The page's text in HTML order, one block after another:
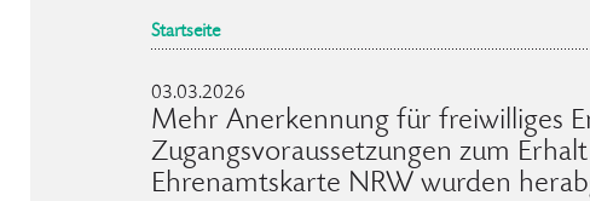
Startseite
03.03.2026
Mehr Anerkennung für freiwilliges
Zugangsvoraussetzungen zum
Ehrenamtskarte NRW wurden